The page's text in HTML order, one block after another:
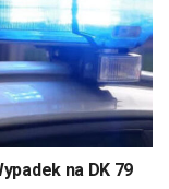
na DK 79